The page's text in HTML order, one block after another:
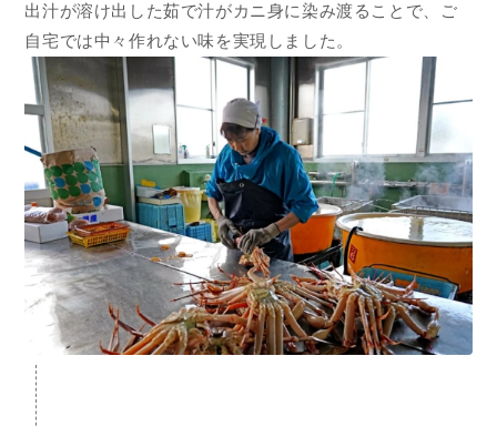
出汁が溶け出した茹で汁がカニ身に染み渡ることで、ご
自宅では中々作れない味を実現しました。